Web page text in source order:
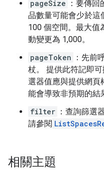
pageSize
：要傳
品數量可能會少於這
100 個空間。最大值
動變更為 1,000。
pageToken
：先前
杖。 提供此符記即
選器值應與提供網頁
能會導致非預期的結
filter ：查詢篩選
請參閱
相關主題